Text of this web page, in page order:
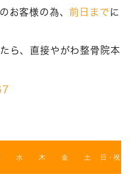
お客様の為、 前日まで に
ら、直接やがわ整骨院本
水 木 金 土 日・祝